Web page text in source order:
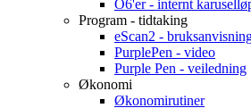
O6'er - internt
Program - tidtaking
eScan2 -
PurplePen - video
Purple Pen - veiledning
Økonomi
Økonomirutiner